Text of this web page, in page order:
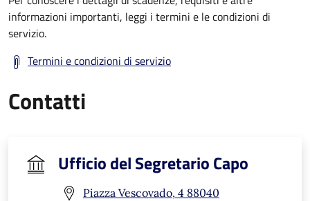
informazioni importanti, leggi i termini e le condizioni di
servizio.
Termini e condizioni di servizio
Contatti
Ufficio del Segretario Capo
Piazza Vescovado, 4 88040